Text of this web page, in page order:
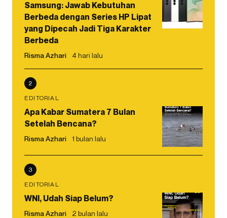
Samsung: Jawab Kebutuhan
Berbeda dengan Series HP Lipat
yang Dipecah Jadi Tiga Karakter
Berbeda
Risma Azhari 4 hari lalu
2
EDITORIAL
Apa Kabar Sumatera 7 Bulan
Setelah Bencana?
Risma Azhari 1 bulan lalu
3
EDITORIAL
WNI, Udah Siap Belum?
Risma Azhari 2 bulan lalu